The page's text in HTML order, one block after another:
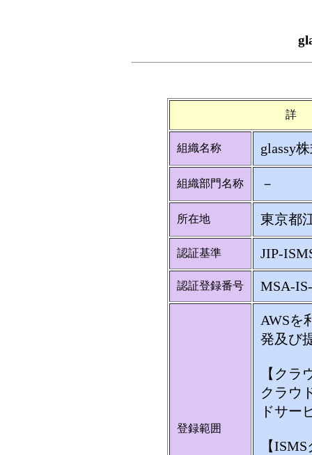
詳
組織名称 glassy
組織部門名称 －
所在地 東京都
認証基準 JIP-
認証登録番号 MSA-
登録範囲
AWSを
発及び
【クラ
クラウ
ドサー
【